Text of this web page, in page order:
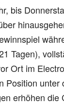
bis
Tagen),
Ort im
Position
erhöhen die